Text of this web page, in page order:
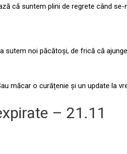
că suntem plini de regrete când se-
sutem noi păcătoși, de frică că
măcar o curățenie și un update la
– 21.11